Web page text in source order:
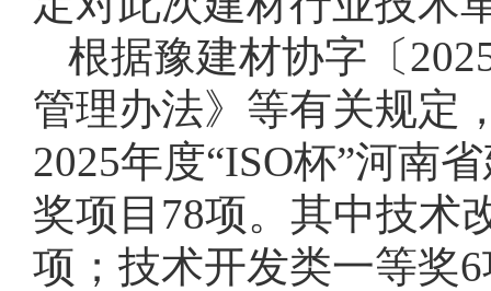
根据豫建材协字〔
管理办法》等有关规定
2025年度“ISO杯”河南
奖项目78项。其中技术
项；技术开发类一等奖